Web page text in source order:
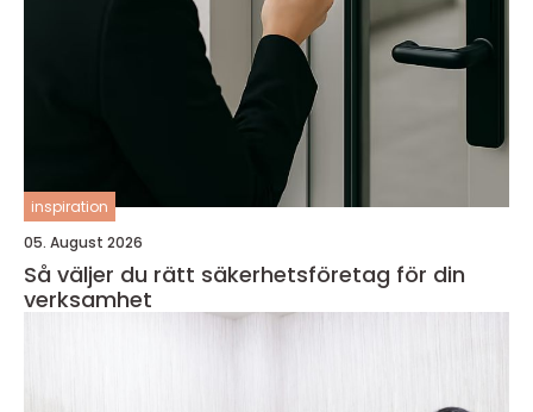
inspiration
05. August 2026
Så väljer du rätt säkerhetsföretag för din
verksamhet